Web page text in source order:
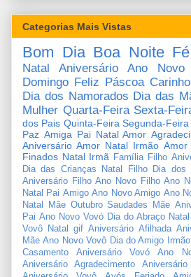
Categorias Mais Vistas
Bom Dia Boa Noite Fé
Natal Aniversário Ano Novo
Domingo Feliz Páscoa Carinho
Dia dos Namorados Dia das
Mulher Quarta-Feira Sexta-
dos Pais Quinta-Feira Segunda-Feira
Paz Amiga Pai Natal Amor
Aniversário Amor Natal Irmão Amor
Finados Natal Irmã Família Filho
Dia das Crianças
Natal Filho Dia dos
Aniversário Filho Ano Novo Filho Ano
Natal Pai Amigo Ano Novo Amigo Ano
Natal Mãe Outubro Saudades Mãe
Pai Ano Novo Vovó Dia do Abraço
Vovô
Natal gif Aniversário Afilhada
Mãe Ano Novo Vovô Dia do Amigo Irmão
Casamento
Aniversário Vovó Ano
Aniversário Agradecimento